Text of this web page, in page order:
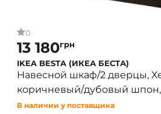
0
13 180грн
IKEA BESTA (ИКЕА БЕСТА)
Навесной шкаф/2 дверцы,
коричневый/дубовый шпон,
В наличии у поставщика